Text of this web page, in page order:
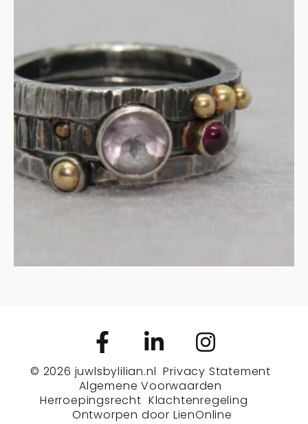
Stapelringen amethist en
granaat in zilver
€305.00
IN WINKELMAND
© 2026 juwlsbylilian.nl Privacy Statement
Algemene Voorwaarden
Herroepingsrecht Klachtenregeling
Ontworpen door LienOnline